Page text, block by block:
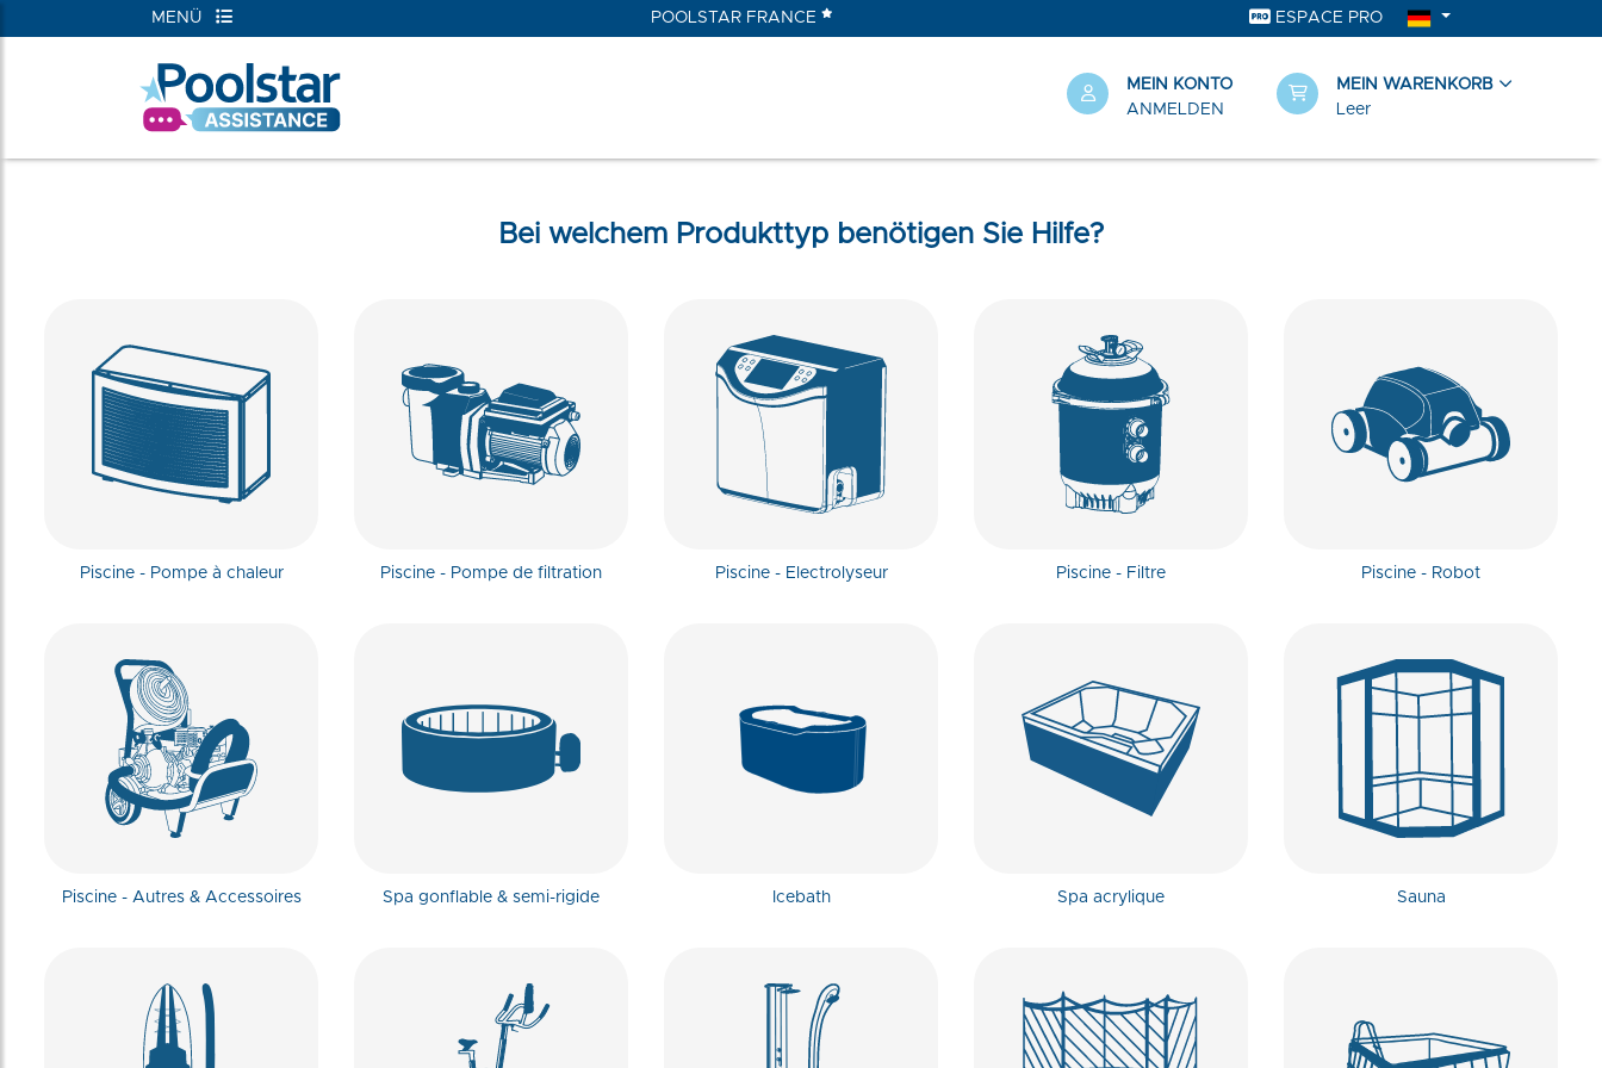
MENÜ POOLSTAR FRANCE ESPACE PRO
MEIN KONTO
ANMELDEN
MEIN WARENKORB
Leer
Bei welchem Produkttyp benötigen Sie Hilfe?
Piscine - Pompe à chaleur Piscine - Pompe de filtration Piscine - Electrolyseur Piscine - Filtre Piscine - Robot
Piscine - Autres & Accessoires Spa gonflable & semi-rigide Icebath Spa acrylique Sauna